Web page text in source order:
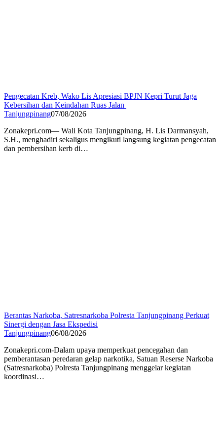
Pengecatan Kreb, Wako Lis Apresiasi BPJN Kepri Turut Jaga
Kebersihan dan Keindahan Ruas Jalan
Tanjungpinang07/08/2026
Zonakepri.com— Wali Kota Tanjungpinang, H. Lis Darmansyah,
S.H., menghadiri sekaligus mengikuti langsung kegiatan pengecatan
dan pembersihan kerb di…
Berantas Narkoba, Satresnarkoba Polresta Tanjungpinang Perkuat
Sinergi dengan Jasa Ekspedisi
Tanjungpinang06/08/2026
Zonakepri.com-Dalam upaya memperkuat pencegahan dan
pemberantasan peredaran gelap narkotika, Satuan Reserse Narkoba
(Satresnarkoba) Polresta Tanjungpinang menggelar kegiatan
koordinasi…